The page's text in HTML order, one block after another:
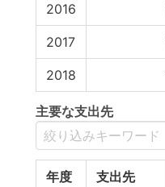
2016
2017
2018
主要な支出先
年度 支出先